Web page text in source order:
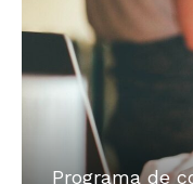
Programa de